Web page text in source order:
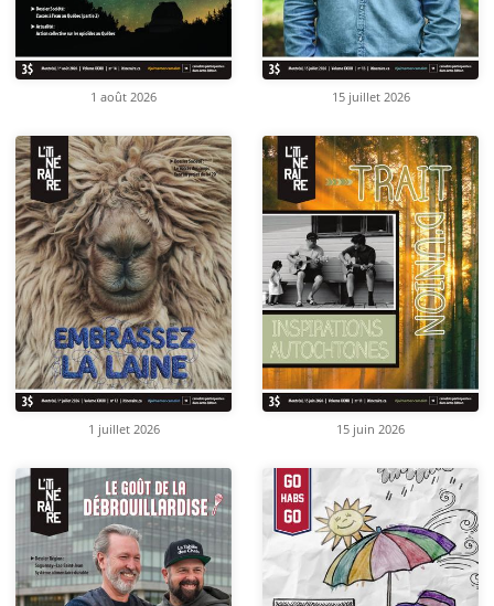
1 août 2026 15 juillet 2026
1 juillet 2026 15 juin 2026